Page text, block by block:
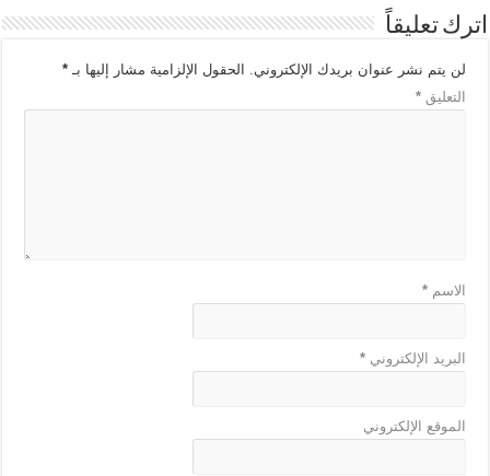
اترك تعليقاً
لن يتم نشر عنوان بريدك الإلكتروني. الحقول الإلزامية مشار إليها بـ*
التعليق*
الاسم*
البريد الإلكتروني*
الموقع الإلكتروني